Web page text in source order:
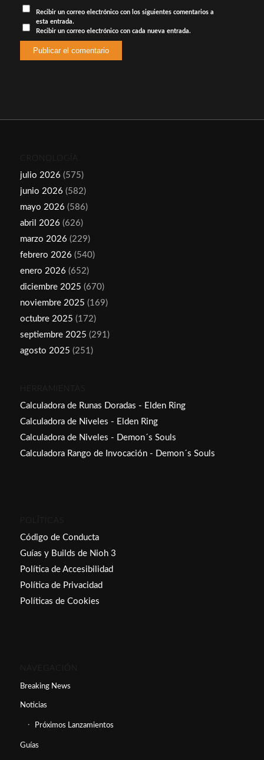
Recibir un correo electrónico con los siguientes comentarios a
esta entrada.
Recibir un correo electrónico con cada nueva entrada.
CRONOLOGÍA
julio 2026 (575)
junio 2026 (582)
mayo 2026 (586)
abril 2026 (626)
marzo 2026 (229)
febrero 2026 (540)
enero 2026 (652)
diciembre 2025 (670)
noviembre 2025 (169)
octubre 2025 (172)
septiembre 2025 (291)
agosto 2025 (251)
HERRAMIENTAS
Calculadora de Runas Doradas - Elden Ring
Calculadora de Niveles - Elden Ring
Calculadora de Niveles - Demon´s Souls
Calculadora Rango de Invocación - Demon´s Souls
POLÍTICAS
Código de Conducta
Guías y Builds de Nioh 3
Política de Accesibilidad
Política de Privacidad
Políticas de Cookies
NAVEGACIÓN
Breaking News
Noticias
Próximos Lanzamientos
Guías